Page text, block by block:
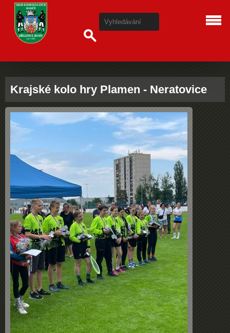
Krajské kolo hry Plamen - Neratovice